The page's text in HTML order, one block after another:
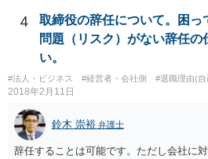
4
取締役の辞任について。困っ
問題（リスク）がない辞任の
い。
#法人・ビジネス #経営者・会社側 #退職理由(
2018年2月11日
鈴木 崇裕 弁護士
辞任することは可能です。ただし会社に